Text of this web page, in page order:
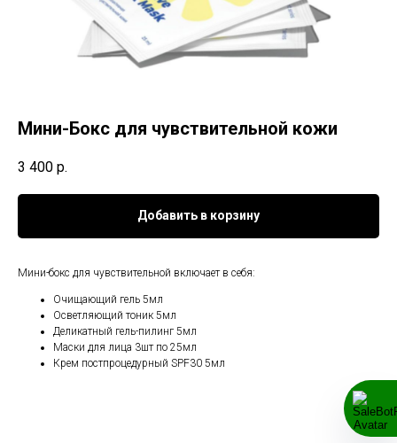
Мини-Бокс для чувствительной кожи
3 400 р.
Добавить в корзину
Мини-бокс для чувствительной включает в себя:
Очищающий гель 5мл
Осветляющий тоник 5мл
Деликатный гель-пилинг 5мл
Маски для лица 3шт по 25мл
Крем постпроцедурный SPF30 5мл